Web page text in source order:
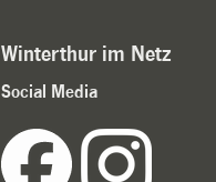
Winterthur im Netz
Social Media